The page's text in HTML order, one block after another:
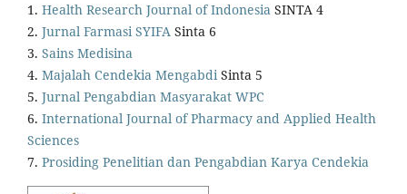
1. Health Research Journal of Indonesia SINTA 4
2. Jurnal Farmasi SYIFA Sinta 6
3. Sains Medisina
4. Majalah Cendekia MengabdiSinta 5
5. Jurnal Pengabdian Masyarakat WPC
6. International Journal of Pharmacy and Applied Health
Sciences
7. Prosiding Penelitian dan Pengabdian Karya Cendekia